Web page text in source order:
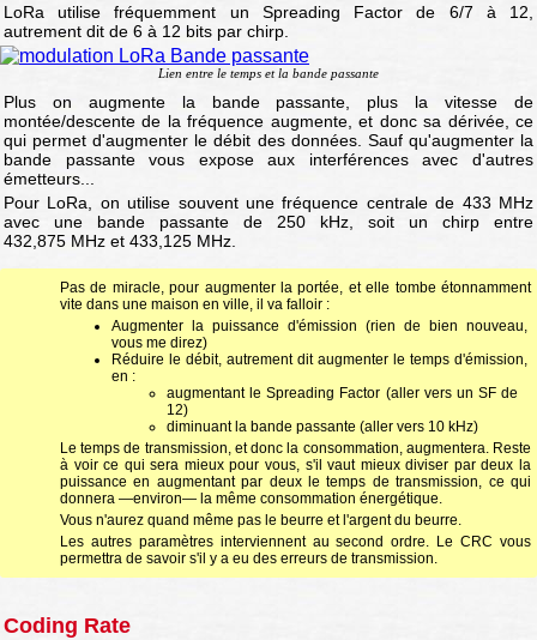
LoRa utilise fréquemment un Spreading Factor de 6/7 à 12,
autrement dit de 6 à 12 bits par chirp.
Lien entre le temps et la bande passante
Plus on augmente la bande passante, plus la vitesse de
montée/descente de la fréquence augmente, et donc sa dérivée, ce
qui permet d'augmenter le débit des données. Sauf qu'augmenter la
bande passante vous expose aux interférences avec d'autres
émetteurs...
Pour LoRa, on utilise souvent une fréquence centrale de 433 MHz
avec une bande passante de 250 kHz, soit un chirp entre
432,875 MHz et 433,125 MHz.
Pas de miracle, pour augmenter la portée, et elle tombe étonnamment
vite dans une maison en ville, il va falloir :
Augmenter la puissance d'émission (rien de bien nouveau,
vous me direz)
Réduire le débit, autrement dit augmenter le temps d'émission,
en :
augmentant le Spreading Factor (aller vers un SF de
12)
diminuant la bande passante (aller vers 10 kHz)
Le temps de transmission, et donc la consommation, augmentera. Reste
à voir ce qui sera mieux pour vous, s'il vaut mieux diviser par deux la
puissance en augmentant par deux le temps de transmission, ce qui
donnera —environ— la même consommation énergétique.
Vous n'aurez quand même pas le beurre et l'argent du beurre.
Les autres paramètres interviennent au second ordre. Le CRC vous
permettra de savoir s'il y a eu des erreurs de transmission.
Coding Rate